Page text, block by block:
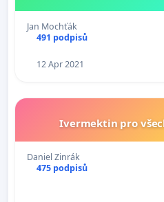
Jan Mochťák
491 podpisů
12 Apr 2021
Ivermektin pro
Daniel Zinrák
475 podpisů